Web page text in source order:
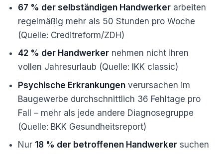
67 % der selbständigen Handwerker arbeiten
regelmäßig mehr als 50 Stunden pro Woche
(Quelle: Creditreform/ZDH)
42 % der Handwerker nehmen nicht ihren
vollen Jahresurlaub (Quelle: IKK classic)
Psychische Erkrankungen verursachen im
Baugewerbe durchschnittlich 36 Fehltage pro
Fall – mehr als jede andere Diagnosegruppe
(Quelle: BKK Gesundheitsreport)
Nur 18 % der betroffenen Handwerker suchen